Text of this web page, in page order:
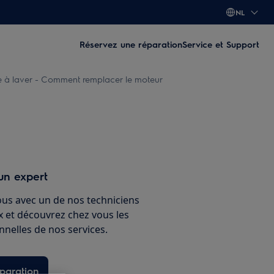
NL
Réservez une réparationService et Support
à laver - Comment remplacer le moteur
expert
avec un de nos techniciens
et découvrez chez vous les
de nos services.